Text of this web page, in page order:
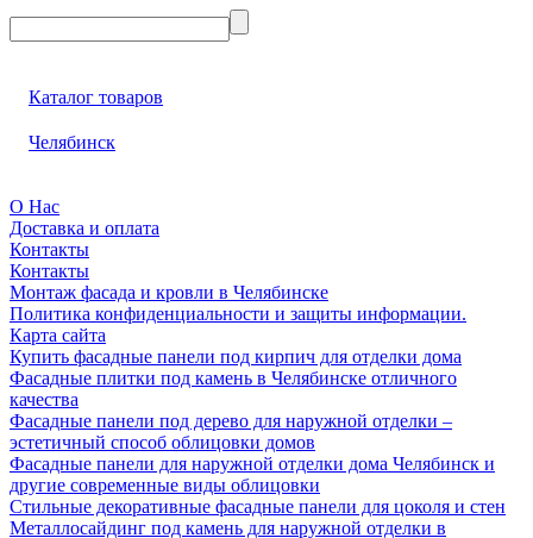
Каталог товаров
Челябинск
О Нас
Доставка и оплата
Контакты
Контакты
Монтаж фасада и кровли в Челябинске
Политика конфиденциальности и защиты информации.
Карта сайта
Купить фасадные панели под кирпич для отделки дома
Фасадные плитки под камень в Челябинске отличного
качества
Фасадные панели под дерево для наружной отделки –
эстетичный способ облицовки домов
Фасадные панели для наружной отделки дома Челябинск и
другие современные виды облицовки
Стильные декоративные фасадные панели для цоколя и стен
Металлосайдинг под камень для наружной отделки в